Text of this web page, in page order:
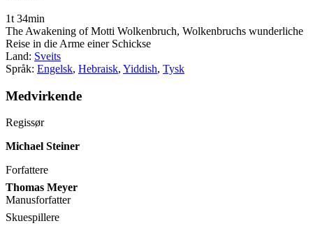
1t 34min
The Awakening of Motti Wolkenbruch, Wolkenbruchs wunderliche
Reise in die Arme einer Schickse
Land: Sveits
Språk: Engelsk, Hebraisk, Yiddish, Tysk
Medvirkende
Regissør
Michael Steiner
Forfattere
Thomas Meyer
Manusforfatter
Skuespillere